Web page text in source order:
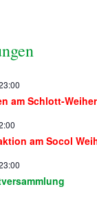
am Schlott-Weiher
am Socol